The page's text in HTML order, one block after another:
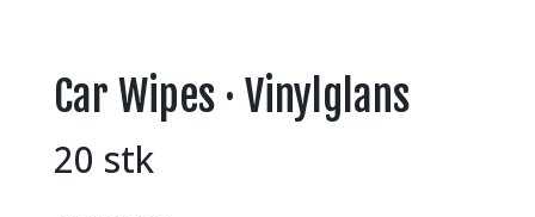
Car Wipes · Vinylglans
20 stk